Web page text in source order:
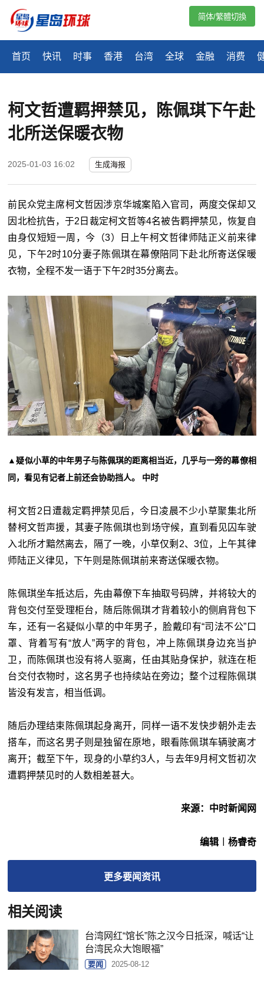
首页 快讯 时事 香港 台湾 全球 金融 消费
简体/繁體切換
柯文哲遭羁押禁见，陈佩琪下午赴
北所送保暖衣物
2025-01-03 16:02 生成海报
前民众党主席柯文哲因涉京华城案陷入官司，两度交保却又
因北检抗告，于2日裁定柯文哲等4名被告羁押禁见，恢复自
由身仅短短一周，今（3）日上午柯文哲律师陆正义前来律
见，下午2时10分妻子陈佩琪在幕僚陪同下赴北所寄送保暖
衣物，全程不发一语于下午2时35分离去。
▲疑似小草的中年男子与陈佩琪的距离相当近，几乎与一旁的幕僚相
同，看见有记者上前还会协助挡人。 中时
柯文哲2日遭裁定羁押禁见后，今日凌晨不少小草聚集北所
替柯文哲声援，其妻子陈佩琪也到场守候，直到看见囚车驶
入北所才黯然离去，隔了一晚，小草仅剩2、3位，上午其律
师陆正义律见，下午则是陈佩琪前来寄送保暖衣物。
陈佩琪坐车抵达后，先由幕僚下车抽取号码牌，并将较大的
背包交付至受理柜台，随后陈佩琪才背着较小的侧肩背包下
车，还有一名疑似小草的中年男子，脸戴印有“司法不公”口
罩、背着写有“放人”两字的背包，冲上陈佩琪身边充当护
卫，而陈佩琪也没有将人驱离，任由其贴身保护，就连在柜
台交付衣物时，这名男子也持续站在旁边；整个过程陈佩琪
皆没有发言，相当低调。
随后办理结束陈佩琪起身离开，同样一语不发快步朝外走去
搭车，而这名男子则是独留在原地，眼看陈佩琪车辆驶离才
离开；截至下午，现身的小草约3人，与去年9月柯文哲初次
遭羁押禁见时的人数相差甚大。
来源：中时新闻网
编辑︱杨睿奇
更多要闻资讯
相关阅读
台湾网红“馆长”陈之汉今日抵深，喊话“让
台湾民众大饱眼福”
要闻 2025-08-12